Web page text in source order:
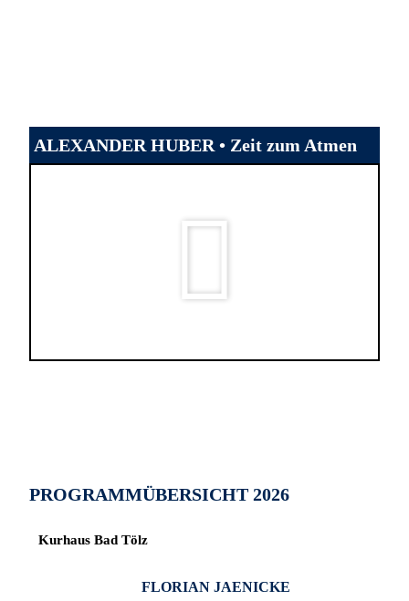
ALEXANDER HUBER • Zeit zum Atmen
PROGRAMMÜBERSICHT 2026
Kurhaus Bad Tölz
FLORIAN JAENICKE